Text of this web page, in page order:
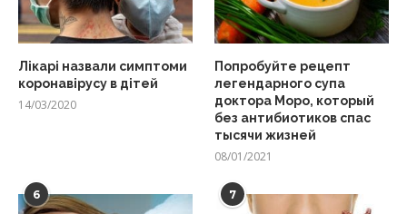
Лікарі назвали симптоми
коронавірусу в дітей
14/03/2020
Попробуйте рецепт
легендарного супа
доктора Моро, который
без антибиотиков спас
тысячи жизней
08/01/2021
6 7